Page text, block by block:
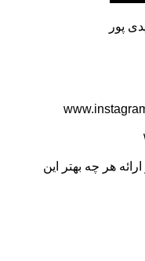
پور
هر چه بهتر این